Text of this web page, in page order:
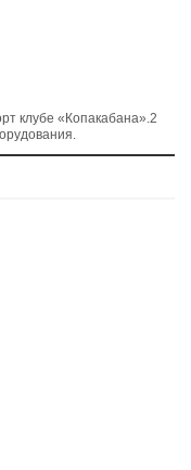
клубе «Копакабана».2